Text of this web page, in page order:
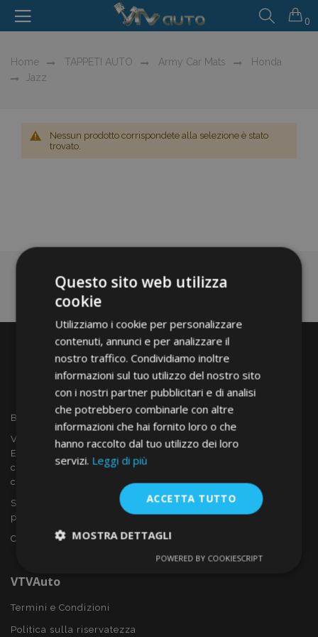
0
Home TAPPETI AUTO Army Car Mats
Honda
Jazz
Nessun prodotto corrispondete alla selezione è stato
trovato.
Benvenuto a VTVAUTO
VTVAUTO è rivenditore e fornitore all'ingrosso in tutta
Europa, di accessori per auto come:
copricerchi, deflettori, coprisedili, tappetini per auto,
coperchi cromati, rollbars ecc.
Sei interessato al dropshipping o vuoi diventare nostro
partner?
Contattaci oggi stesso!
VTVAuto
Termini e Condizioni
Politica sulla riservatezza
Questo sito web utilizza
cookie
Utilizziamo i cookie per personalizzare
contenuti, annunci e per analizzare il
nostro traffico. Condividiamo inoltre
informazioni sul tuo utilizzo del nostro sito
con i nostri partner pubblicitari e di analisi
che potrebbero combinarle con altre
informazioni che hai fornito loro o che
hanno raccolto dal tuo utilizzo dei loro
servizi. Leggi di più
ACCETTA TUTTO
MOSTRA DETTAGLI
Performance
Targeting
POWERED BY COOKIESCRIPT